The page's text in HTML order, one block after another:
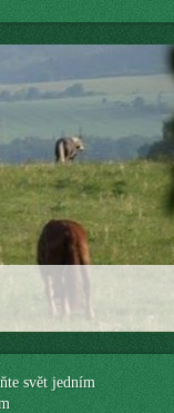
svět jedním